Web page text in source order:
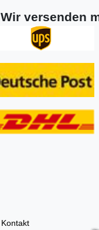
Wir versenden
Kontakt